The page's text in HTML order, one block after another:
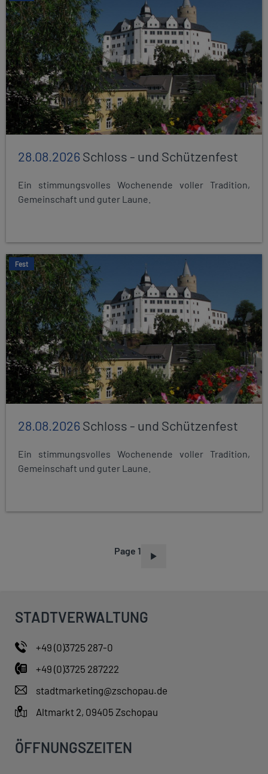
28.08.2026Schloss - und Schützenfest
Ein stimmungsvolles Wochenende voller Tradition,
Gemeinschaft und guter Laune.
Fest
28.08.2026Schloss - und Schützenfest
Ein stimmungsvolles Wochenende voller Tradition,
Gemeinschaft und guter Laune.
Page 1
STADTVERWALTUNG
+49 (0)3725 287-0
+49 (0)3725 287222
stadtmarketing@zschopau.de
Altmarkt 2, 09405 Zschopau
ÖFFNUNGSZEITEN